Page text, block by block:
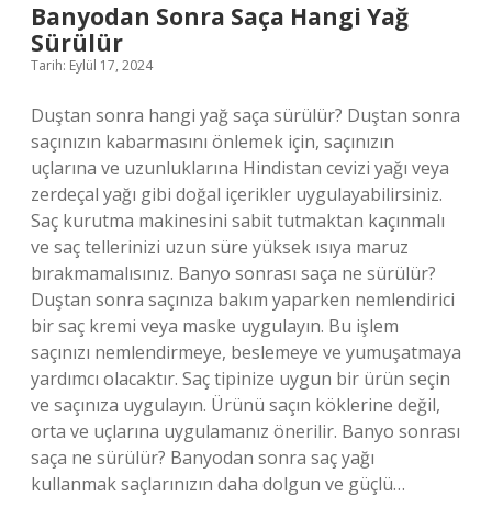
Banyodan Sonra Saça Hangi Yağ
Sürülür
Tarih: Eylül 17, 2024
Duştan sonra hangi yağ saça sürülür? Duştan sonra
saçınızın kabarmasını önlemek için, saçınızın
uçlarına ve uzunluklarına Hindistan cevizi yağı veya
zerdeçal yağı gibi doğal içerikler uygulayabilirsiniz.
Saç kurutma makinesini sabit tutmaktan kaçınmalı
ve saç tellerinizi uzun süre yüksek ısıya maruz
bırakmamalısınız. Banyo sonrası saça ne sürülür?
Duştan sonra saçınıza bakım yaparken nemlendirici
bir saç kremi veya maske uygulayın. Bu işlem
saçınızı nemlendirmeye, beslemeye ve yumuşatmaya
yardımcı olacaktır. Saç tipinize uygun bir ürün seçin
ve saçınıza uygulayın. Ürünü saçın köklerine değil,
orta ve uçlarına uygulamanız önerilir. Banyo sonrası
saça ne sürülür? Banyodan sonra saç yağı
kullanmak saçlarınızın daha dolgun ve güçlü…